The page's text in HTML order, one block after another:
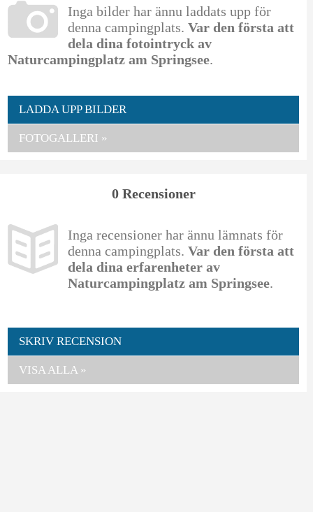
Inga bilder har ännu laddats upp för
denna campingplats. Var den första att
dela dina fotointryck av
Naturcampingplatz am Springsee.
LADDA UPP BILDER
FOTOGALLERI »
0 Recensioner
Inga recensioner har ännu lämnats för
denna campingplats. Var den första att
dela dina erfarenheter av
Naturcampingplatz am Springsee.
SKRIV RECENSION
VISA ALLA »